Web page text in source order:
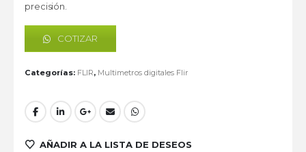
precisión.
COTIZAR
Categorías: FLIR, Multimetros digitales Flir
AÑADIR A LA LISTA DE DESEOS